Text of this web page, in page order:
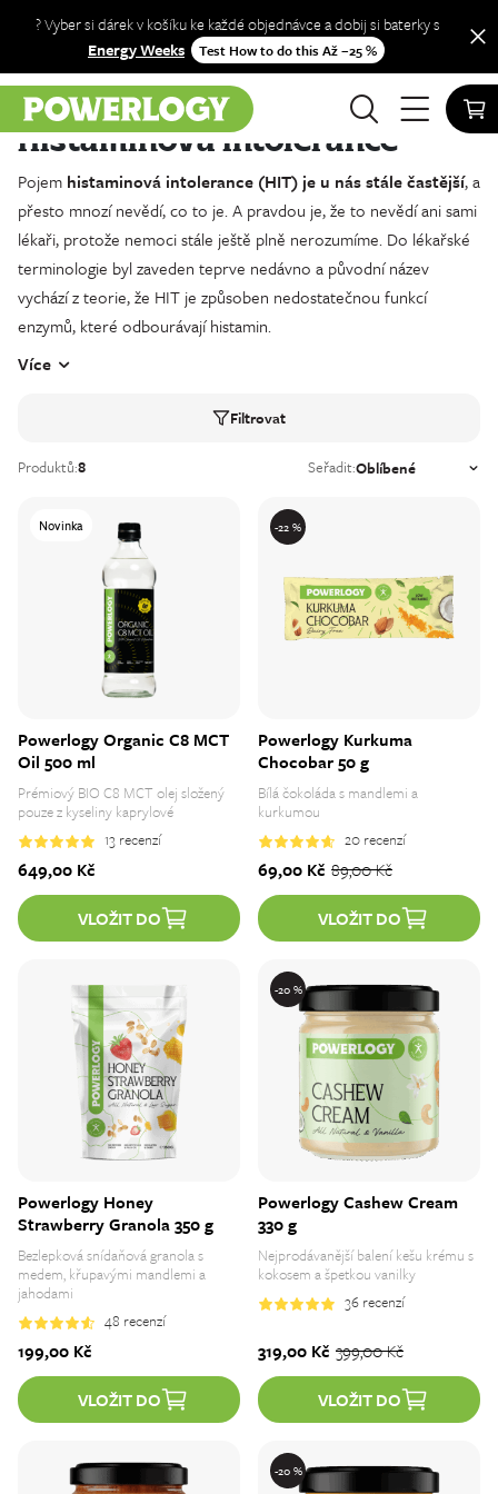
? Vyber si dárek v košíku ke každé objednávce a dobij si baterky s
Energy Weeks
Test How to do this Až −25 %
Obchod Histaminová intolerance
Histaminová intolerance
Pojem histaminová intolerance (HIT) je u nás stále častější, a
přesto mnozí nevědí, co to je. A pravdou je, že to nevědí ani sami
lékaři, protože nemoci stále ještě plně nerozumíme. Do lékařské
terminologie byl zaveden teprve nedávno a původní název
vychází z teorie, že HIT je způsoben nedostatečnou funkcí
enzymů, které odbourávají histamin.
Více
Filtrovat
Produktů:8 Seřadit:
Novinka
Powerlogy Organic C8 MCT
Oil 500 ml
Prémiový BIO C8 MCT olej složený
pouze z kyseliny kaprylové
13 recenzí
649,00 Kč
VLOŽIT DO
-22 %
Powerlogy Kurkuma
Chocobar 50 g
Bílá čokoláda s mandlemi a
kurkumou
20 recenzí
89,00 Kč
69,00 Kč
VLOŽIT DO
Powerlogy Honey
Strawberry Granola 350 g
Bezlepková snídaňová granola s
medem, křupavými mandlemi a
jahodami
48 recenzí
199,00 Kč
VLOŽIT DO
-20 %
Powerlogy Cashew Cream
330 g
Nejprodávanější balení kešu krému s
kokosem a špetkou vanilky
36 recenzí
399,00 Kč
319,00 Kč
VLOŽIT DO
-20 %